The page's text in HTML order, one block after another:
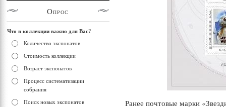
Ранее почтовые марки
Опрос
Что в коллекции важно для Вас?
Количество экспонатов
Стоимость коллекции
Возраст экспонатов
Процесс систематизации
собрания
Поиск новых экспонатов